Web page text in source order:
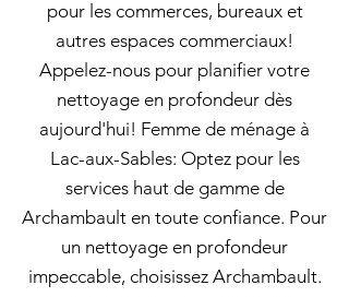
pour les commerces, bureaux et
autres espaces commerciaux!
Appelez-nous pour planifier votre
nettoyage en profondeur dès
aujourd'hui! Femme de ménage à
Lac-aux-Sables: Optez pour les
services haut de gamme de
Archambault en toute confiance. Pour
un nettoyage en profondeur
impeccable, choisissez Archambault.